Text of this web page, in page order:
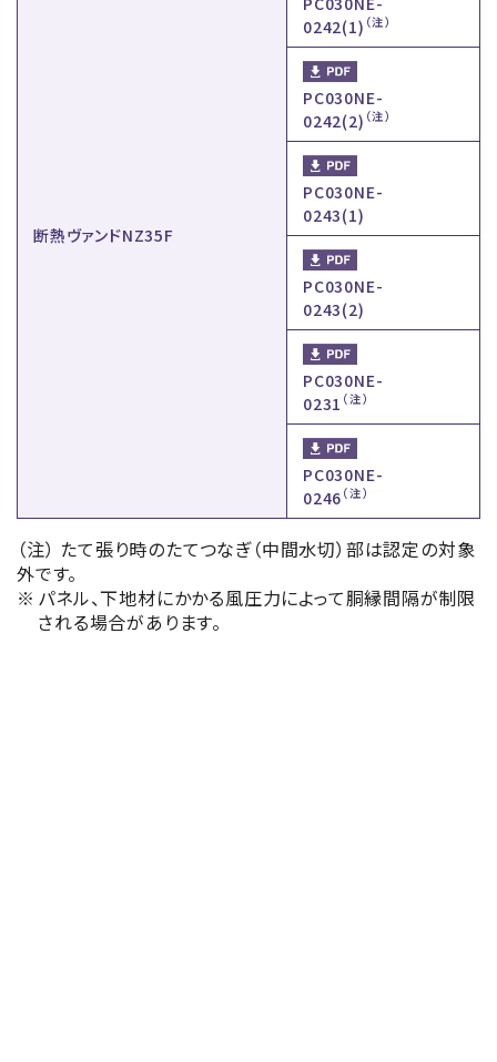
断熱ヴァンドNZ35F
0242(1) （注）
PC030NE-
0242(2) （注）
PC030NE-
0243(1)
PC030NE-
0243(2)
PC030NE-
0231 （注）
PC030NE-
0246 （注）
（注） たて張り時のたてつなぎ（中間水切）部は認定の対象
外です。
パネル、下地材にかかる風圧力によって胴縁間隔が制限
される場合があります。